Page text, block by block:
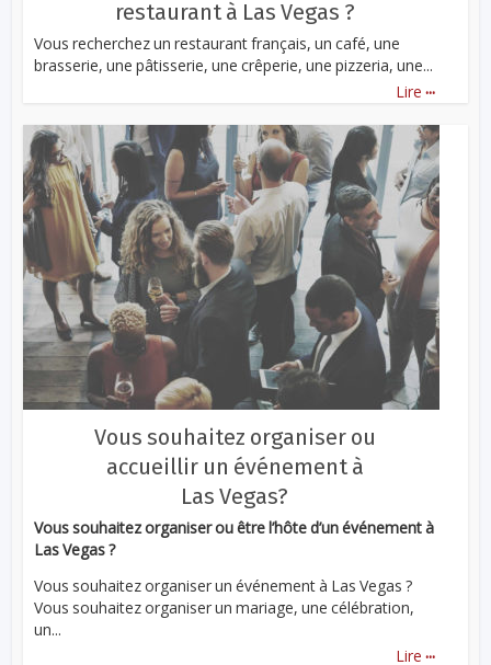
restaurant à Las Vegas ?
Vous recherchez un restaurant français, un café, une
brasserie, une pâtisserie, une crêperie, une pizzeria, une...
Lire ...
Vous souhaitez organiser ou
accueillir un événement à
Las Vegas?
Vous souhaitez organiser ou être l’hôte d’un événement à
Las Vegas ?
Vous souhaitez organiser un événement à Las Vegas ?
Vous souhaitez organiser un mariage, une célébration,
un...
Lire ...